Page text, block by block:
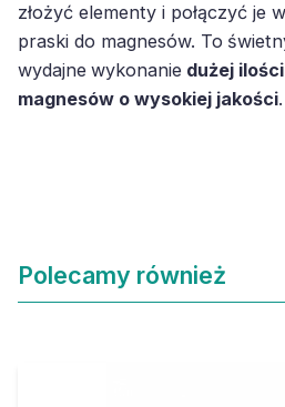
złożyć elementy i połączyć je
praski do magnesów. To
wydajne wykonanie dużej
magnesów o wysokiej jakości.
Polecamy również